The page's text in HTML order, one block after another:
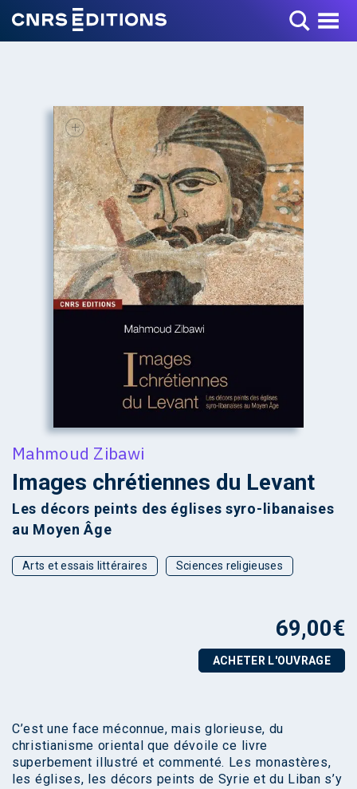
Toggle Menu
+
Mahmoud Zibawi
Images chrétiennes du Levant
Les décors peints des églises syro-libanaises
au Moyen Âge
Arts et essais littéraires Sciences religieuses
69,00€
ACHETER L'OUVRAGE
C’est une face méconnue, mais glorieuse, du
christianisme oriental que dévoile ce livre
superbement illustré et commenté. Les monastères,
les églises, les décors peints de Syrie et du Liban s’y